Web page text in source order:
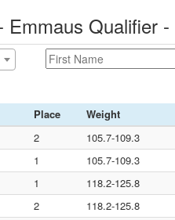
Emmaus Qualifier
Place
Weight
2
105.7-109.3
1
105.7-109.3
1
118.2-125.8
2
118.2-125.8